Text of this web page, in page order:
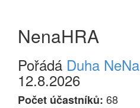
NenaHRA
Pořádá Duha NeNa
12.8.2026
Počet účastníků: 68